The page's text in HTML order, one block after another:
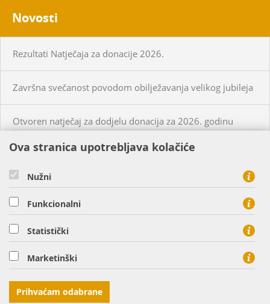
Novosti
Rezultati Natječaja za donacije 2026.
Završna svečanost povodom obilježavanja velikog jubileja
Otvoren natječaj za dodjelu donacija za 2026. godinu
KUPCI
CIJENE PLINA I USLUGA
HEP PLIN d.o.o. - član HEP grupe, Cara Hadrijana 7, 31000
Osijek
tel: 0800 8813, fax: 031 207 113
Ova stranica upotrebljava kolačiće
Nužni
Funkcionalni
Statistički
Marketinški
Prihvaćam odabrane